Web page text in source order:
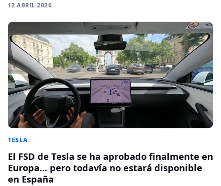
12 ABRIL 2026
TESLA
El FSD de Tesla se ha aprobado finalmente en
Europa… pero todavía no estará disponible
en España